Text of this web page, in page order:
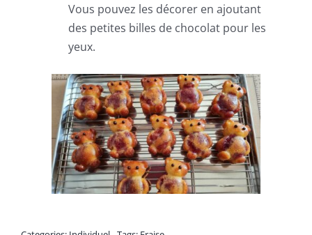
Vous pouvez les décorer en ajoutant
des petites billes de chocolat pour les
yeux.